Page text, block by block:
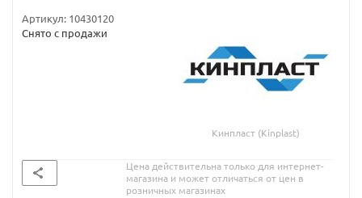
Артикул: 10430120
Снято с продажи
Кинпласт (Kinplast)
Цена действительна только для интернет-
магазина и может отличаться от цен в
розничных магазинах